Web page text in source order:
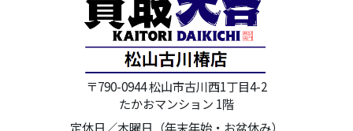
〒790-0944 松山市古川西1丁目4-2
たかおマンション 1階
定休日／木曜日（年末年始・お盆休み）